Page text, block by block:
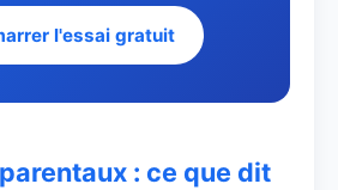
l'essai gratuit
: ce que dit